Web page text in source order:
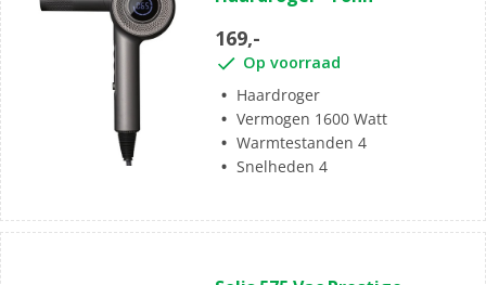
169,-
Op voorraad
Haardroger
Vermogen 1600 Watt
Warmtestanden 4
Snelheden 4